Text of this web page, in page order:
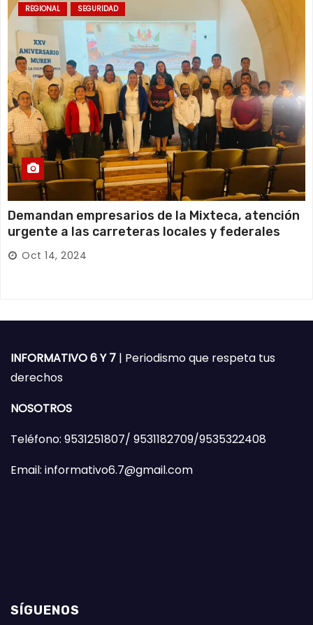
REGIONAL SEGURIDAD
Demandan empresarios de la Mixteca, atención
urgente a las carreteras locales y federales
Oct 14, 2024
INFORMATIVO 6 Y 7 | Periodismo que respeta tus
derechos
NOSOTROS
Teléfono: 9531251807/ 9531182709/9535322408
Email: informativo6.7@gmail.com
SÍGUENOS